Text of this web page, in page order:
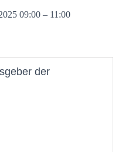
09:00 – 11:00
der